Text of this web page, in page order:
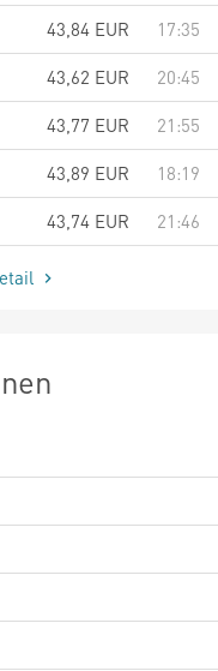
43,84 EUR
17:35
43,62 EUR
20:45
43,77 EUR
21:55
43,89 EUR
18:19
43,74 EUR 21:46